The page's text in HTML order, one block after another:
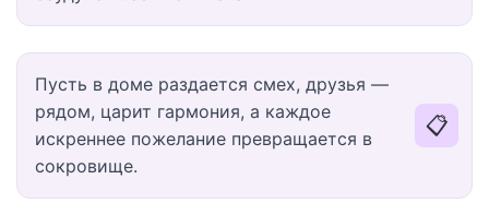
Пусть в доме раздается смех, друзья —
рядом, царит гармония, а каждое
искреннее пожелание превращается в
сокровище.
📋